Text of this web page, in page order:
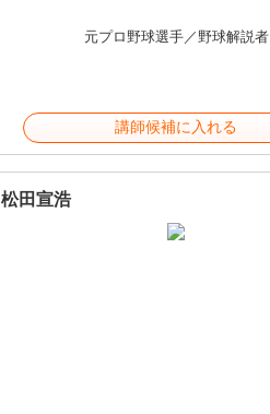
元プロ野球選手／野球解説者
講師候補に入れる
松田宣浩